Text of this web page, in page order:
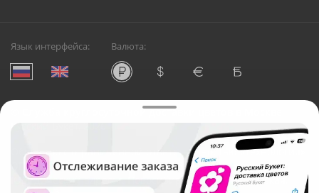
Язык интерфейса: Валюта:
Служба круглосуточной доставки цветов в Москве
Русский Букет, 2026
Общество с ограниченной ответственностью «Технология»
ОГРН: 1195476081745, ИНН: 5410081997
Юридический адрес: г. Новосибирск, ул. Ипподромская,